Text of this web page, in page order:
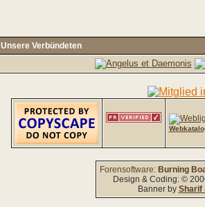
Unsere Verbündeten
Forensoftware: Burning
Design & Coding: ©
Banner by Sharif